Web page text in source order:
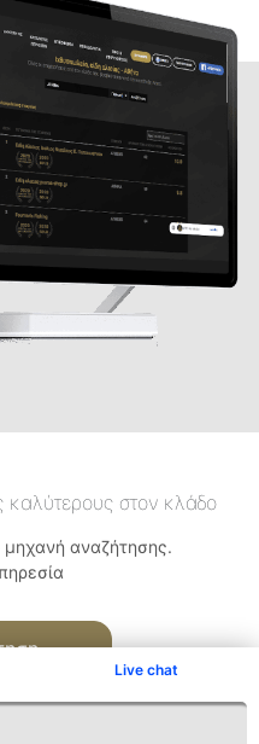
Live chat
καλύτερους στον κλάδο
μηχανή αναζήτησης.